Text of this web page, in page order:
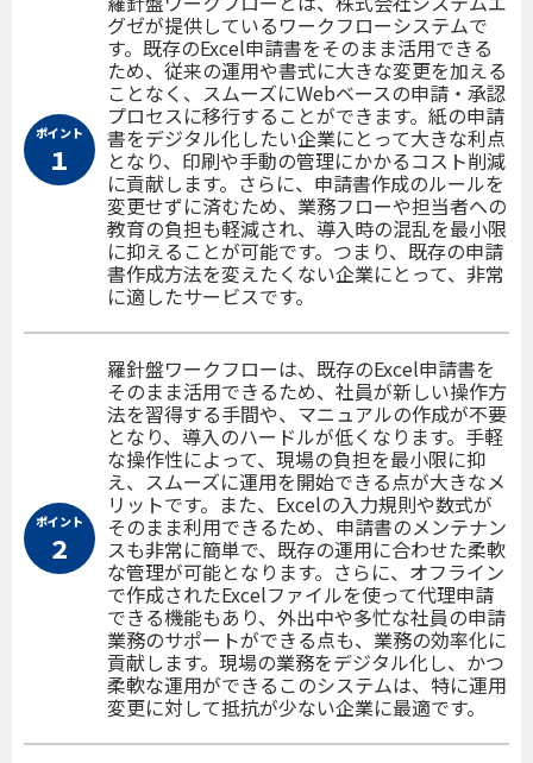
ポイント
１
グゼが提供しているワークフローシステムで
す。既存のExcel申請書をそのまま活用できる
ため、従来の運用や書式に大きな変更を加える
ことなく、スムーズにWebベースの申請・承認
プロセスに移行することができます。紙の申請
書をデジタル化したい企業にとって大きな利点
となり、印刷や手動の管理にかかるコスト削減
に貢献します。さらに、申請書作成のルールを
変更せずに済むため、業務フローや担当者への
教育の負担も軽減され、導入時の混乱を最小限
に抑えることが可能です。つまり、既存の申請
書作成方法を変えたくない企業にとって、非常
に適したサービスです。
ポイント
２
羅針盤ワークフローは、既存のExcel申請書を
そのまま活用できるため、社員が新しい操作方
法を習得する手間や、マニュアルの作成が不要
となり、導入のハードルが低くなります。手軽
な操作性によって、現場の負担を最小限に抑
え、スムーズに運用を開始できる点が大きなメ
リットです。また、Excelの入力規則や数式が
そのまま利用できるため、申請書のメンテナン
スも非常に簡単で、既存の運用に合わせた柔軟
な管理が可能となります。さらに、オフライン
で作成されたExcelファイルを使って代理申請
できる機能もあり、外出中や多忙な社員の申請
業務のサポートができる点も、業務の効率化に
貢献します。現場の業務をデジタル化し、かつ
柔軟な運用ができるこのシステムは、特に運用
変更に対して抵抗が少ない企業に最適です。